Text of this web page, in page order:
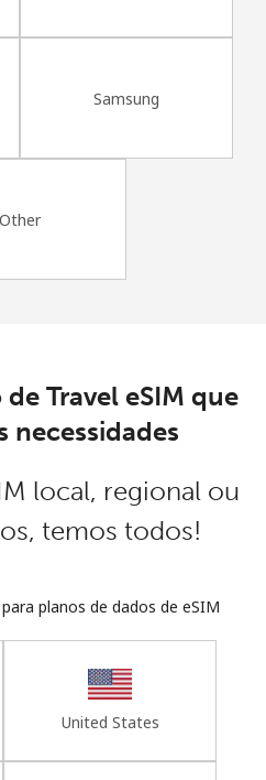
com
Samsung
Other
Travel eSIM que
necessidades
local, regional ou
temos todos!
planos de dados de eSIM
United States